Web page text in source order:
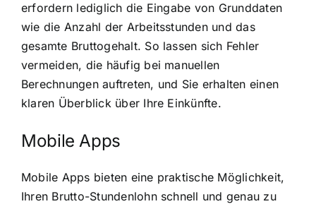
erfordern lediglich die Eingabe von Grunddaten
wie die Anzahl der Arbeitsstunden und das
gesamte Bruttogehalt. So lassen sich Fehler
vermeiden, die häufig bei manuellen
Berechnungen auftreten, und Sie erhalten einen
klaren Überblick über Ihre Einkünfte.
Mobile Apps
Mobile Apps bieten eine praktische Möglichkeit,
Ihren Brutto-Stundenlohn schnell und genau zu